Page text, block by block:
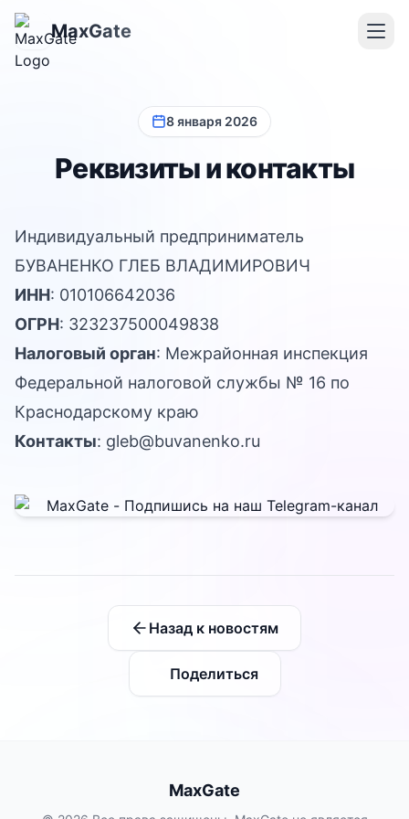
MaxGate
8 января 2026
Реквизиты и контакты
Индивидуальный предприниматель
БУВАНЕНКО ГЛЕБ ВЛАДИМИРОВИЧ
ИНН: 010106642036
ОГРН: 323237500049838
Налоговый орган: Межрайонная инспекция
Федеральной налоговой службы № 16 по
Краснодарскому краю
Контакты: gleb@buvanenko.ru
Назад к новостям
Поделиться
MaxGate